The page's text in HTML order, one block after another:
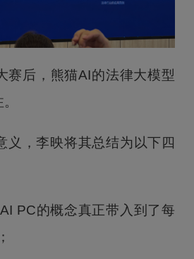
赛后，熊猫AI的法律大模型
义，李映将其总结为以下四
PC的概念真正带入到了每